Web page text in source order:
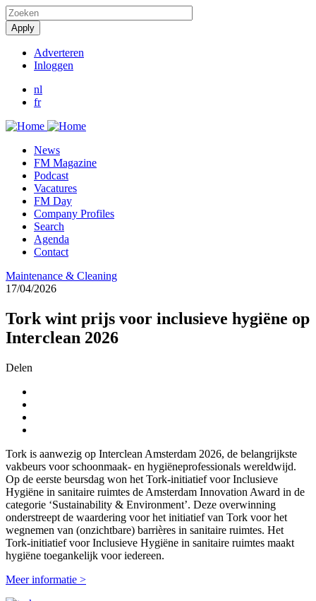
Overslaan
en
naar
inhoud
User
account
menu
Adverteren
Inloggen
nl
fr
News
FM Magazine
Podcast
Vacatures
FM Day
Company Profiles
Search
Agenda
Contact
Maintenance & Cleaning
17/04/2026
Tork wint prijs voor inclusieve hygiëne op
Interclean 2026
Delen
Tork is aanwezig op Interclean Amsterdam 2026, de belangrijkste
vakbeurs voor schoonmaak- en hygiëneprofessionals wereldwijd.
Op de eerste beursdag won het Tork-initiatief voor Inclusieve
Hygiëne in sanitaire ruimtes de Amsterdam Innovation Award in de
categorie ‘Sustainability & Environment’. Deze overwinning
onderstreept de waardering voor het initiatief van Tork voor het
wegnemen van (onzichtbare) barrières in sanitaire ruimtes. Het
Tork-initiatief voor Inclusieve Hygiëne in sanitaire ruimtes maakt
hygiëne toegankelijk voor iedereen.
Meer informatie >